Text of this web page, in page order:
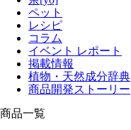
ペット
レシピ
コラム
イベント レポート
掲載情報
植物・天然成分辞典
商品開発ストーリー
商品一覧